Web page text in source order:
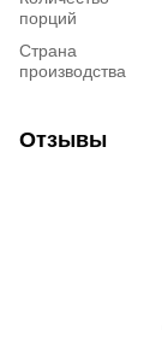
порций
Страна
производства
Отзывы